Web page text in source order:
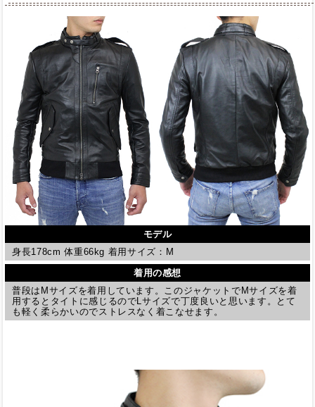
モデル
身長178cm 体重66kg 着用サイズ：M
着用の感想
普段はMサイズを着用しています。このジャケットでMサイズを着
用するとタイトに感じるのでLサイズで丁度良いと思います。とて
も軽く柔らかいのでストレスなく着こなせます。